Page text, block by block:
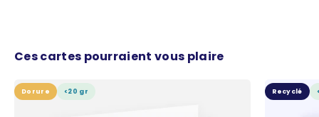
Ces cartes pourraient vous plaire
Dorure <20 gr Recyclé